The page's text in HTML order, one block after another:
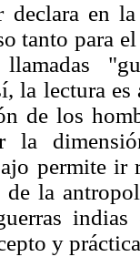
declara en
tanto para
la lectura
de los
la
permite ir
la
y